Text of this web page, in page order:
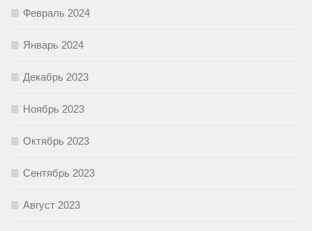
Февраль 2024
Январь 2024
Декабрь 2023
Ноябрь 2023
Октябрь 2023
Сентябрь 2023
Август 2023